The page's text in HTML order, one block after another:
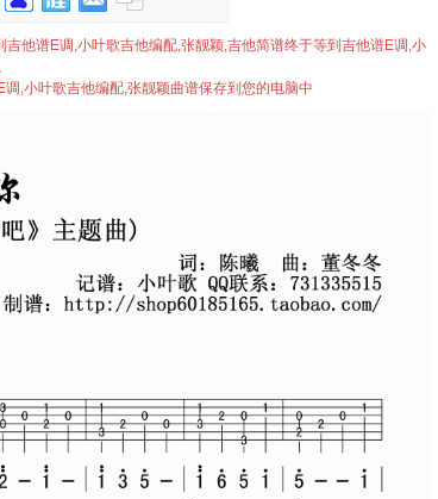
他谱E调,小叶歌吉他编配,张靓颖,吉他简谱终于等到吉他谱E调,小
,小叶歌吉他编配,张靓颖曲谱保存到您的电脑中